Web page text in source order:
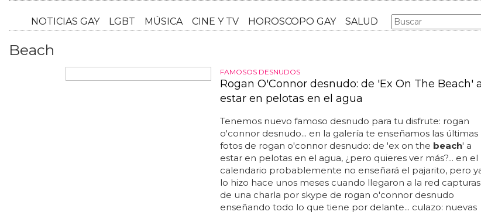
NOTICIAS GAY LGBT MÚSICA CINE Y TV
FAMOSOS DESNUDOS
Rogan O'Connor desnudo: de 'Ex On The Beach' a
Tenemos nuevo famoso desnudo para tu disfrute: rogan
o'connor desnudo... en la galería te enseñamos las últimas
fotos de rogan o'connor desnudo: de 'ex on thebeach' a
estar en pelotas en el agua, ¿pero quieres ver más?... en el
calendario probablemente no enseñará el pajarito, pero ya
lo hizo hace unos meses cuando llegaron a la red capturas
de una charla por skype de rogan o'connor desnudo